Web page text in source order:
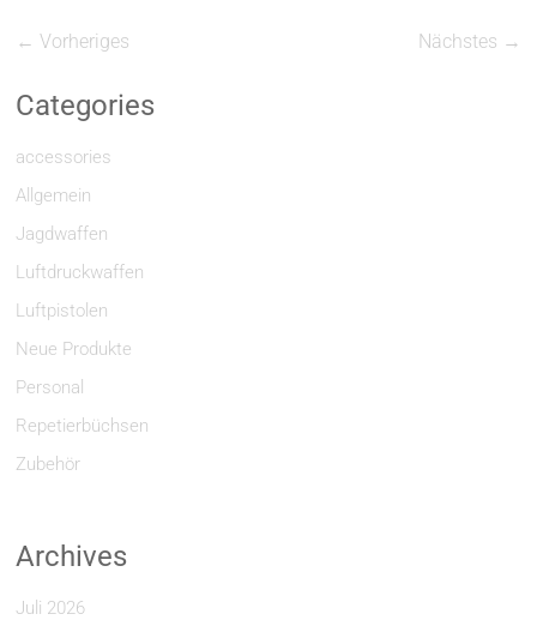
← Vorheriges Nächstes →
Categories
accessories
Allgemein
Jagdwaffen
Luftdruckwaffen
Luftpistolen
Neue Produkte
Personal
Repetierbüchsen
Zubehör
Archives
Juli 2026